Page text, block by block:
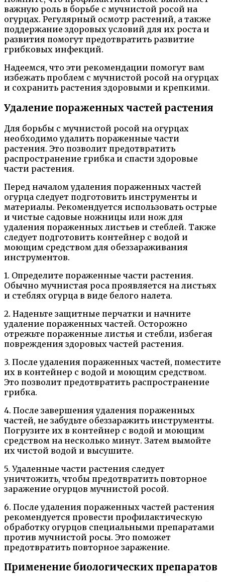
важную роль в борьбе с мучнистой росой на
огурцах. Регулярный осмотр растений, а также
поддержание здоровых условий для их роста и
развития помогут предотвратить развитие
грибковых инфекций.
Надеемся, что эти рекомендации помогут вам
избежать проблем с мучнистой росой на огурцах
и сохранить растения здоровыми и крепкими.
Удаление пораженных частей растения
Для борьбы с мучнистой росой на огурцах
необходимо удалить пораженные части
растения. Это позволит предотвратить
распространение грибка и спасти здоровые
части растения.
Перед началом удаления пораженных частей
огурца следует подготовить инструменты и
материалы. Рекомендуется использовать острые
и чистые садовые ножницы или нож для
удаления пораженных листьев и стеблей. Также
следует подготовить контейнер с водой и
моющим средством для обеззараживания
инструментов.
1. Определите пораженные части растения.
Обычно мучнистая роса проявляется на листьях
и стеблях огурца в виде белого налета.
2. Наденьте защитные перчатки и начните
удаление пораженных частей. Осторожно
отрежьте пораженные листья и стебли, избегая
повреждения здоровых частей растения.
3. После удаления пораженных частей, поместите
их в контейнер с водой и моющим средством.
Это позволит предотвратить распространение
грибка.
4. После завершения удаления пораженных
частей, не забудьте обеззаражить инструменты.
Погрузите их в контейнер с водой и моющим
средством на несколько минут. Затем вымойте
их чистой водой и высушите.
5. Удаленные части растения следует
уничтожить, чтобы предотвратить повторное
заражение огурцов мучнистой росой.
6. После удаления пораженных частей растения
рекомендуется провести профилактическую
обработку огурцов специальными препаратами
против мучнистой росы. Это поможет
предотвратить повторное заражение.
Применение биологических препаратов